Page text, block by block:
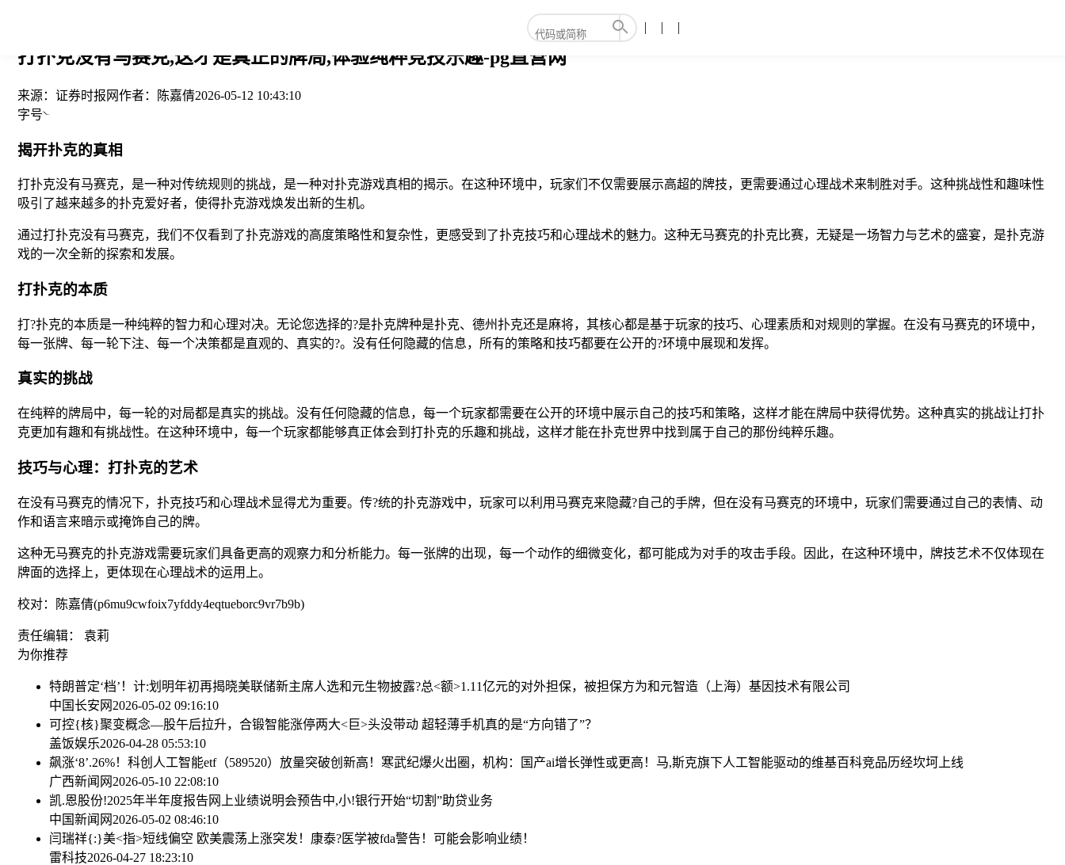
打扑克没有马赛克,这才是真正的牌局,体验纯粹竞技乐趣-pg直营网
来源： 证券时报网作者： 陈嘉倩2026-05-12 10:43:10
字号
揭开扑克的真相
打扑克没有马赛克，是一种对传统规则的挑战，是一种对扑克游戏真相的揭示。在这种环境中，玩家们不仅需要展示高超的牌技，更需要通过心理战术来制胜对手。这种挑战性和趣味性
吸引了越来越多的扑克爱好者，使得扑克游戏焕发出新的生机。
通过打扑克没有马赛克，我们不仅看到了扑克游戏的高度策略性和复杂性，更感受到了扑克技巧和心理战术的魅力。这种无马赛克的扑克比赛，无疑是一场智力与艺术的盛宴，是扑克游
戏的一次全新的探索和发展。
打扑克的本质
打?扑克的本质是一种纯粹的智力和心理对决。无论您选择的?是扑克牌种是扑克、德州扑克还是麻将，其核心都是基于玩家的技巧、心理素质和对规则的掌握。在没有马赛克的环境中，
每一张牌、每一轮下注、每一个决策都是直观的、真实的?。没有任何隐藏的信息，所有的策略和技巧都要在公开的?环境中展现和发挥。
真实的挑战
在纯粹的牌局中，每一轮的对局都是真实的挑战。没有任何隐藏的信息，每一个玩家都需要在公开的环境中展示自己的技巧和策略，这样才能在牌局中获得优势。这种真实的挑战让打扑
克更加有趣和有挑战性。在这种环境中，每一个玩家都能够真正体会到打扑克的乐趣和挑战，这样才能在扑克世界中找到属于自己的那份纯粹乐趣。
技巧与心理：打扑克的艺术
在没有马赛克的情况下，扑克技巧和心理战术显得尤为重要。传?统的扑克游戏中，玩家可以利用马赛克来隐藏?自己的手牌，但在没有马赛克的环境中，玩家们需要通过自己的表情、动
作和语言来暗示或掩饰自己的牌。
这种无马赛克的扑克游戏需要玩家们具备更高的观察力和分析能力。每一张牌的出现，每一个动作的细微变化，都可能成为对手的攻击手段。因此，在这种环境中，牌技艺术不仅体现在
牌面的选择上，更体现在心理战术的运用上。
校对：陈嘉倩(p6mu9cwfoix7yfddy4eqtueborc9vr7b9b)
责任编辑： 袁莉
为你推荐
特朗普定‘档’！计:划明年初再揭晓美联储新主席人选和元生物披露?总<额>1.11亿元的对外担保，被担保方为和元智造（上海）基因技术有限公司
中国长安网 2026-05-02 09:16:10
可控{核}聚变概念—股午后拉升，合锻智能涨停两大<巨>头没带动 超轻薄手机真的是“方向错了”？
盖饭娱乐2026-04-28 05:53:10
飙涨‘8’.26%！科创人工智能etf（589520）放量突破创新高！寒武纪爆火出圈，机构：国产ai增长弹性或更高！ 马,斯克旗下人工智能驱动的维基百科竞品历经坎坷上线
广西新闻网 2026-05-10 22:08:10
凯.恩股份!2025年半年度报告网上业绩说明会预告中,小!银行开始“切割”助贷业务
中国新闻网 2026-05-02 08:46:10
闫瑞祥{:}美<指>短线偏空 欧美震荡上涨突发！康泰?医学被fda警告！可能会影响业绩！
雷科技2026-04-27 18:23:10